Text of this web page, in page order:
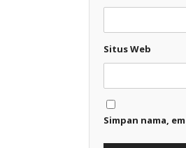
Situs Web
Simpan nama,